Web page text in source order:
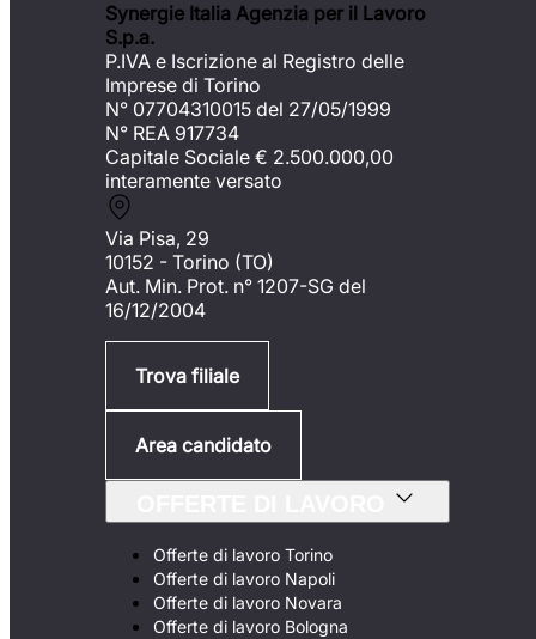
Synergie Italia Agenzia per il Lavoro
S.p.a.
P.IVA e Iscrizione al Registro delle
Imprese di Torino
N° 07704310015 del 27/05/1999
N° REA 917734
Capitale Sociale € 2.500.000,00
interamente versato
Via Pisa, 29
10152 - Torino (TO)
Aut. Min. Prot. n° 1207-SG del
16/12/2004
Trova filiale
Area candidato
Offerte di lavoro Torino
Offerte di lavoro Napoli
Offerte di lavoro Novara
Offerte di lavoro Bologna